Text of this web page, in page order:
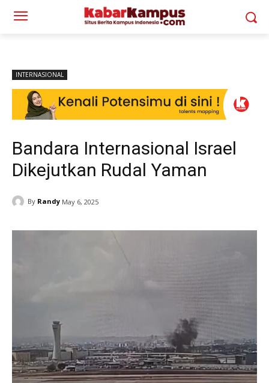
INTERNASIONAL
Bandara Internasional Israel
Dikejutkan Rudal Yaman
By Randy May 6, 2025